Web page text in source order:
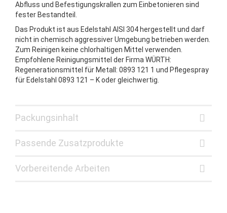
Abfluss und Befestigungskrallen zum Einbetonieren sind
fester Bestandteil.
Das Produkt ist aus Edelstahl AISI 304 hergestellt und darf
nicht in chemisch aggressiver Umgebung betrieben werden.
Zum Reinigen keine chlorhaltigen Mittel verwenden.
Empfohlene Reinigungsmittel der Firma WÜRTH:
Regenerationsmittel für Metall: 0893 121 1 und Pflegespray
für Edelstahl 0893 121 – K oder gleichwertig.
Packungsinhalt
Passende Zusatzprodukte
Vorbereitende Arbeiten